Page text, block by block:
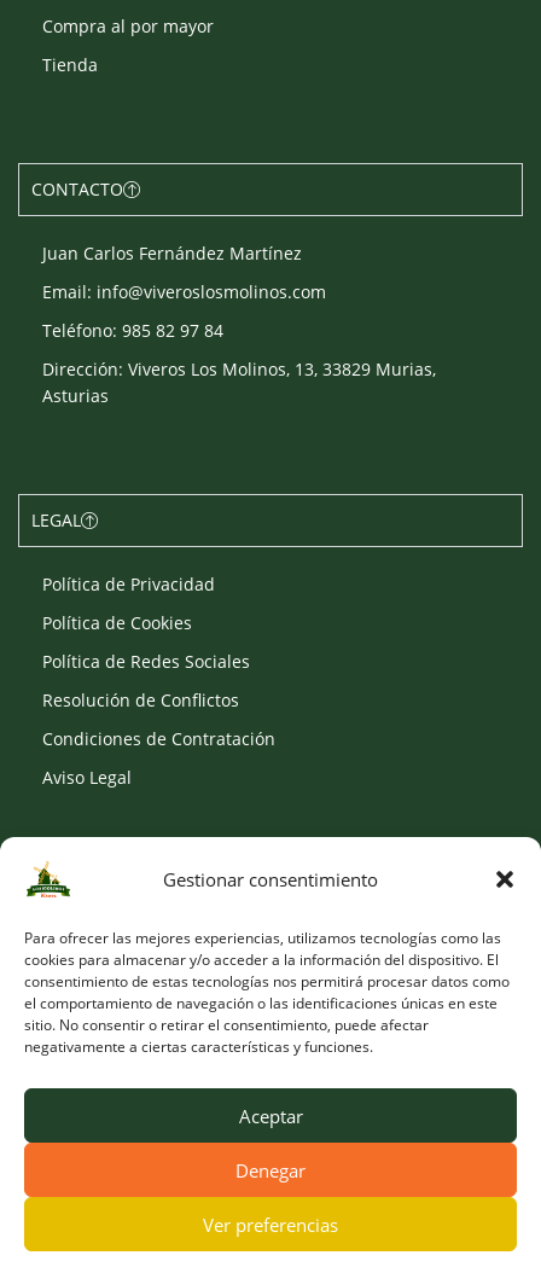
Gestionar consentimiento
Para ofrecer las mejores experiencias, utilizamos tecnologías como las
cookies para almacenar y/o acceder a la información del dispositivo. El
consentimiento de estas tecnologías nos permitirá procesar datos como
el comportamiento de navegación o las identificaciones únicas en este
sitio. No consentir o retirar el consentimiento, puede afectar
negativamente a ciertas características y funciones.
Aceptar
Denegar
Ver preferencias
Compra al por mayor
Tienda
CONTACTO
Juan Carlos Fernández Martínez
Email: info@viveroslosmolinos.com
Teléfono: 985 82 97 84
Dirección: Viveros Los Molinos, 13, 33829 Murias,
Asturias
LEGAL
Política de Privacidad
Política de Cookies
Política de Redes Sociales
Resolución de Conflictos
Condiciones de Contratación
Aviso Legal
SOCIAL
© Copyright 2026 Viveros Los Molinos |
Developed by Obelisk